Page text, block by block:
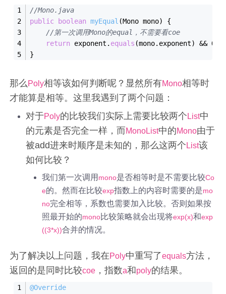
//Mono.java
public
boolean myEqual (Mono mono)
{
//第一次调用Mono的equal，不需要看coe
return exponent. equals (mono.exponent) &&
}
那么Poly相等该如何判断呢？显然所有Mono相等时
才能算是相等。这里我遇到了两个问题：
对于Poly的比较我们实际上需要比较两个 List中
的元素是否完全一样，而MonoList中的Mono由于
被add进来时顺序是未知的，那么这两个 List该
如何比较？
我们第一次调用 mono是否相等时是不需要比较Co
e的。然而在比较exp指数上的内容时需要的是mo
no完全相等，系数也需要加入比较。否则如果按
照最开始的mono比较策略就会出现将exp(x)和exp
((3*x))合并的情况。
为了解决以上问题，我在Poly中重写了equals方法，
返回的是同时比较coe ，指数a和poly的结果。
@Override